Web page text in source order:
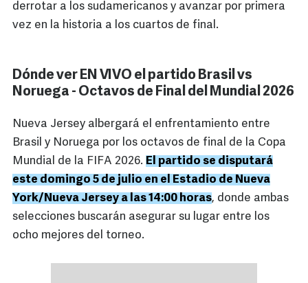
derrotar a los sudamericanos y avanzar por primera
vez en la historia a los cuartos de final.
Dónde ver EN VIVO el partido Brasil vs
Noruega - Octavos de Final del Mundial 2026
Nueva Jersey albergará el enfrentamiento entre
Brasil y Noruega por los octavos de final de la Copa
Mundial de la FIFA 2026. El partido se disputará
este domingo 5 de julio en el Estadio de Nueva
York/Nueva Jersey a las 14:00 horas, donde ambas
selecciones buscarán asegurar su lugar entre los
ocho mejores del torneo.